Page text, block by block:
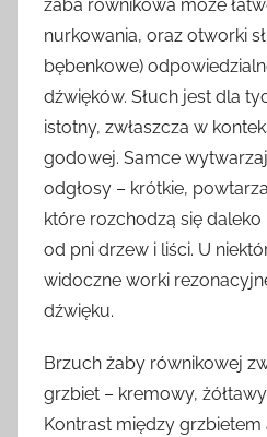
żaba równikowa może
nurkowania, oraz otworki
bębenkowe)
dźwięków. Słuch jest dla
istotny, zwłaszcza w
godowej. Samce
odgłosy – krótkie,
które rozchodzą się
od pni drzew i liści. U
widoczne worki
dźwięku.
Brzuch żaby równikowej
grzbiet – kremowy,
Kontrast między grzbietem